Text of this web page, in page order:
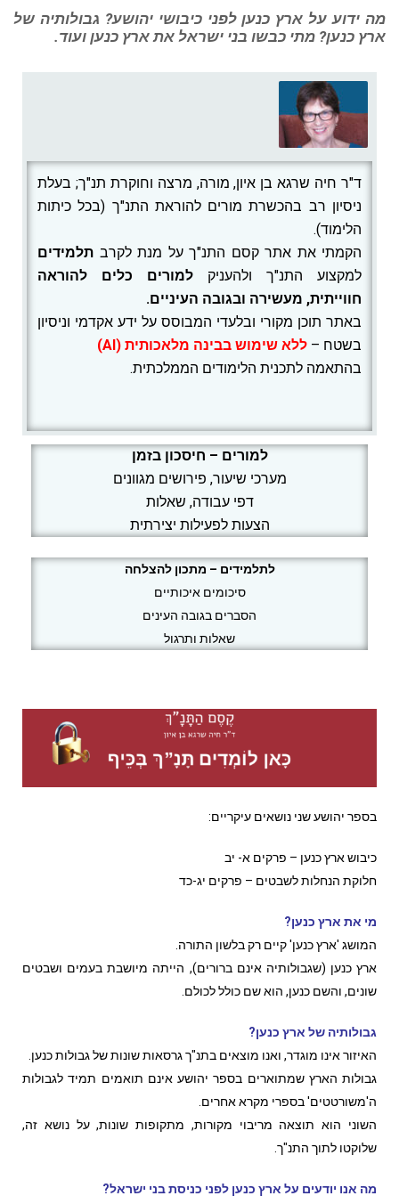
מה ידוע על ארץ כנען לפני כיבושי יהושע? גבולותיה של
ארץ כנען? מתי כבשו בני ישראל את ארץ כנען ועוד.
ד"ר חיה שרגא בן איון, מורה, מרצה וחוקרת תנ"ך; בעלת
ניסיון רב בהכשרת מורים להוראת התנ"ך (בכל כיתות
הלימוד).
הקמתי את אתר קסם התנ"ך על מנת לקרב תלמידים
למקצוע התנ"ך ולהעניק למורים
כלים להוראה
חווייתית, מעשירה ובגובה העיניים.
באתר תוכן מקורי ובלעדי המבוסס על ידע אקדמי וניסיון
בשטח – ללא שימוש בבינה מלאכותית (AI)
בהתאמה לתכנית הלימודים הממלכתית.
למורים – חיסכון בזמן
מערכי שיעור, פירושים מגוונים
דפי עבודה, שאלות
הצעות לפעילות יצירתית
לתלמידים – מתכון להצלחה
סיכומים איכותיים
הסברים בגובה העינים
שאלות ותרגול
בספר יהושע שני נושאים עיקריים:
כיבוש ארץ כנען – פרקים א- יב
חלוקת הנחלות לשבטים – פרקים יג-כד
מי את ארץ כנען?
המושג 'ארץ כנען' קיים רק בלשון התורה.
ארץ כנען (שגבולותיה אינם ברורים), הייתה מיושבת בעמים ושבטים
שונים, והשם כנען, הוא שם כולל לכולם.
גבולותיה של ארץ כנען?
האיזור אינו מוגדר, ואנו מוצאים בתנ"ך גרסאות שונות של גבולות כנען.
גבולות הארץ שמתוארים בספר יהושע אינם תואמים תמיד לגבולות
ה'משורטטים' בספרי מקרא אחרים.
השוני הוא תוצאה מריבוי מקורות, מתקופות שונות, על נושא זה,
שלוקטו לתוך התנ"ך.
מה אנו יודעים על ארץ כנען לפני כניסת בני ישראל?